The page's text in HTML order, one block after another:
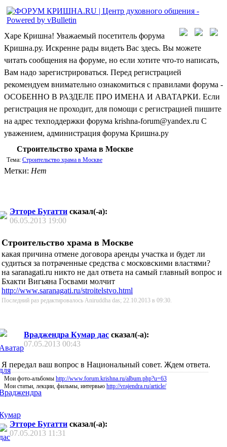
Харе Кришна! Уважаемый посетитель форума
Кришна.ру. Искренне рады видеть Вас здесь. Вы можете
читать сообщения на форуме, но если хотите что-то написать,
Вам надо зарегистрироваться. Перед регистрацией
рекомендуем внимательно ознакомиться с правилами форума -
ОСОБЕННО В РАЗДЕЛЕ ПРО ИМЕНА И АВАТАРКИ. Если
регистрация не проходит, для помощи с регистрацией пишите
на адрес техподдержки форума krishna-forum@yandex.ru С
уважением, администрация форума Кришна.ру
Строительство храма в Москве
Тема: Строительство храма в Москве
Метки: Нет
Этторе Бугатти сказал(-а):
06.05.2013 19:00
Строительство храма в Москве
какая причина отмене договора аренды участка и будет ли
судиться за потраченные средства с московскими властями?
на saranagati.ru никто не дал ответа на самый главный вопрос и
Бхакти Вигьяна Госвами молчит
http://www.saranagati.ru/stroitelstvo.html
Последний раз редактировалось Aniruddha das; 22.10.2013 в 09:30.
Враджендра Кумар дас сказал(-а):
07.05.2013 00:43
Я передал ваш вопрос в Национальный совет. Ждем ответа.
Мои фото-альбомы http://www.forum.krishna.ru/album.php?u=63
Мои статьи, лекции, фильмы, интервью http://vrajendra.ru/article/
Этторе Бугатти сказал(-а):
07.05.2013 11:31